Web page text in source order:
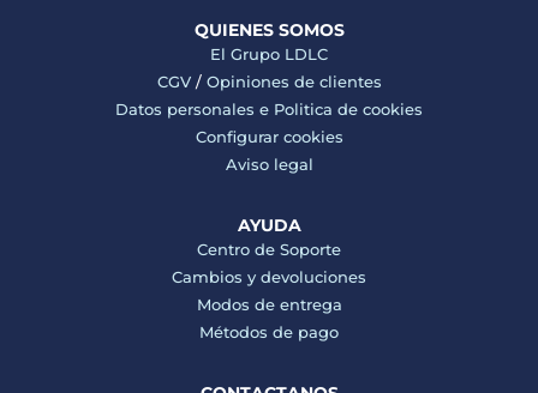
QUIENES SOMOS
El Grupo LDLC
CGV/ Opiniones de clientes
Datos personales e Politica de cookies
Configurar cookies
Aviso legal
AYUDA
Centro de Soporte
Cambios y devoluciones
Modos de entrega
Métodos de pago